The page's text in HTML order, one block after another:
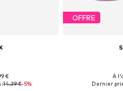
S-M, M-L
€
:14,39 €-5%
OFFRE
Tailles
À
Dernier